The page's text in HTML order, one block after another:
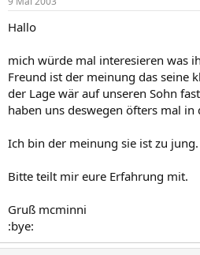
e
r
t
Hallo
mich würde mal interesieren was
Freund ist der meinung das seine
der Lage wär auf unseren Sohn
haben uns deswegen öfters mal in
Ich bin der meinung sie ist zu jung.
Bitte teilt mir eure Erfahrung mit.
Gruß mcminni
:bye: